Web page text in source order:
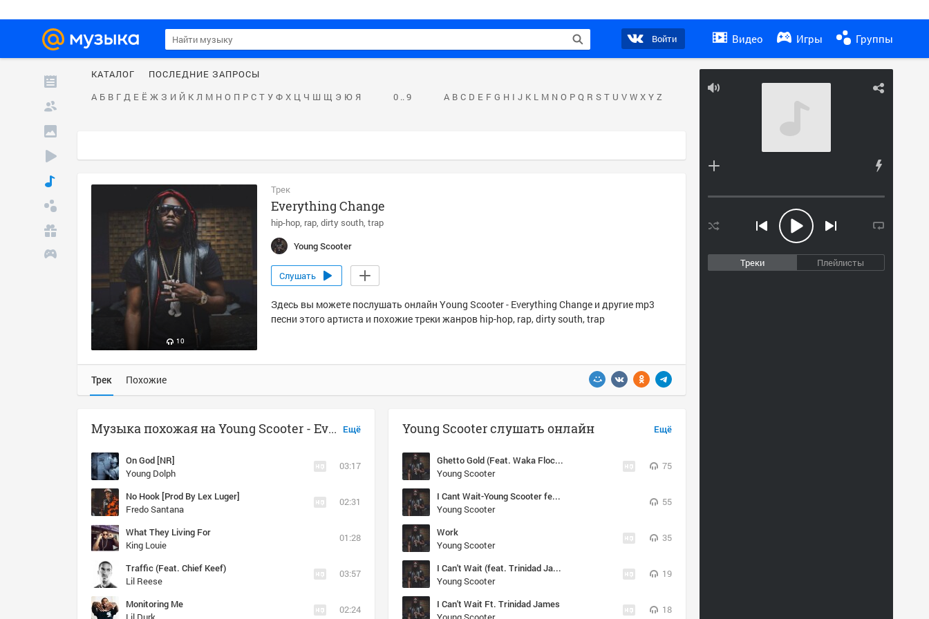
Войти Видео Игры Группы
Треки Плейлисты
КАТАЛОГ
ПОСЛЕДНИЕ ЗАПРОСЫ
А Б В Г Д Е Ё Ж З И Й К Л М Н О П Р С Т У Ф Х Ц Ч Ш Щ Э Ю Я 0 .. 9 A B C D E F G H I J K L M N O P Q R S T U V W X Y Z
10
Трек
Everything Change
hip-hop rap dirty south trap
Young Scooter
Слушать
Здесь вы можете послушать онлайн Young Scooter - Everything Change и другие mp3
песни этого артиста и похожие треки жанров hip-hop, rap, dirty south, trap
Трек Похожие
Ещё
Музыка похожая на Young Scooter - Everything Change
On God [NR]
Young Dolph
03:17
No Hook [Prod By Lex Luger]
Fredo Santana
02:31
What They Living For
King Louie
01:28
Traffic (Feat. Chief Keef)
Lil Reese
03:57
Monitoring Me
02:24
Ещё
Young Scooter слушать онлайн
Ghetto Gold (Feat. Waka Flocka)
Young Scooter
75
I Cant Wait-Young Scooter feat. Trinidad James
Young Scooter
55
Work
Young Scooter
35
I Can't Wait (feat. Trinidad James)
Young Scooter
19
I Can't Wait Ft. Trinidad James
18